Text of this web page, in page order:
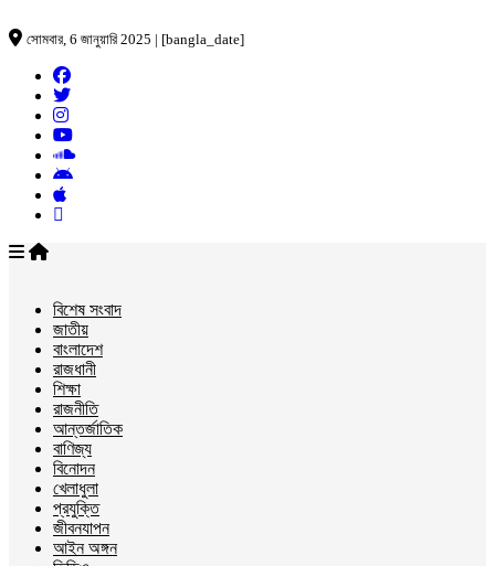
সোমবার, 6 জানুয়ারি 2025 | [bangla_date]
বিশেষ সংবাদ
জাতীয়
বাংলাদেশ
রাজধানী
শিক্ষা
রাজনীতি
আন্তর্জাতিক
বাণিজ্য
বিনোদন
খেলাধুলা
প্রযুক্তি
জীবনযাপন
আইন অঙ্গন